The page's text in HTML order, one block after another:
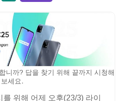
니까? 답을 찾기 위해 끝까지 시청해
보세요.
위해 어제 오후(23/3) 라이